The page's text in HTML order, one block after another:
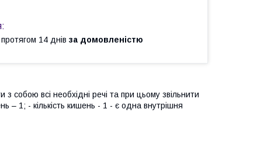
14 днів за домовленістю
собою всі необхідні речі та при цьому звільнити
– 1; - кількість кишень - 1 - є одна внутрішня